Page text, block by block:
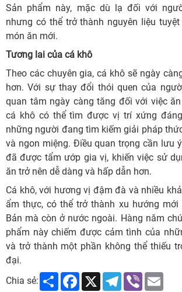
Sản phẩm này, mặc dù lạ đối với
nhưng có thể trở thành nguyên liệu
món ăn mới.
Tương lai của cá khô
Theo các chuyên gia, cá khô sẽ ngày
hơn. Với sự thay đổi thói quen của
quan tâm ngày càng tăng đối với việc
cá khô có thể tìm được vị trí xứng
những người đang tìm kiếm giải pháp
và ngon miệng. Điều quan trọng cần lưu
đã được tẩm ướp gia vị, khiến việc sử
ăn trở nên dễ dàng và hấp dẫn hơn.
Cá khô, với hương vị đậm đà và nhiều
ẩm thực, có thể trở thành xu hướng mới
Bản mà còn ở nước ngoài. Hàng năm
phẩm này chiếm được cảm tình của
và trở thành một phần không thể thiếu
đại.
Chia sẻ:
Share Facebook
X Telegram
Viber